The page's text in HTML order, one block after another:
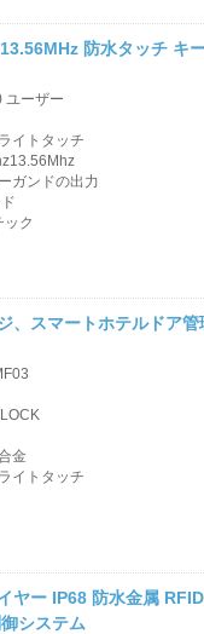
さい
グ/プレラムシート
RFIDリストバンド
NFCタグ
UHF & 2.4G アクテ
防水タッチ キ
ユーザー
イトタッチ
ガンドの出力
ック
、スマートホテルドア
金
イトタッチ
ヤー IP68 防水金属
システム